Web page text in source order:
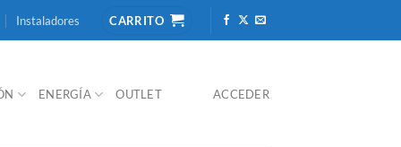
Instaladores CARRITO
ENERGÍA OUTLET ACCEDER